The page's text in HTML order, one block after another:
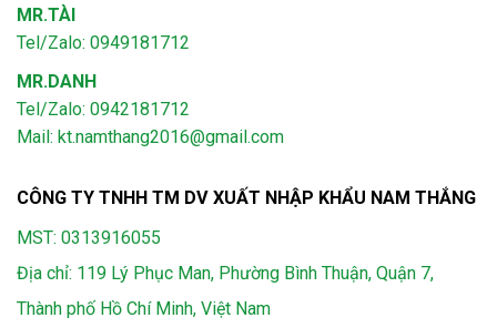
MR.TÀI
Tel/Zalo: 0949181712
MR.DANH
Tel/Zalo: 0942181712
Mail: kt.namthang2016@gmail.com
CÔNG TY TNHH TM DV XUẤT NHẬP KHẨU NAM THẮNG
MST: 0313916055
Địa chỉ: 119 Lý Phục Man, Phường Bình Thuận, Quận 7,
Thành phố Hồ Chí Minh, Việt Nam